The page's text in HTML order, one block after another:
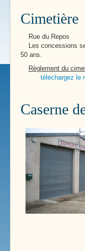
Cimetière
Rue du Repos
Les concessions
50 ans.
Règlement du
téléchargez le
Caserne